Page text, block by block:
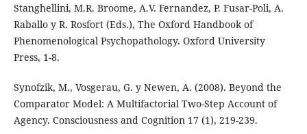
Stanghellini, M.R. Broome, A.V. Fernandez, P. Fusar-Poli, A.
Raballo y R. Rosfort (Eds.), The Oxford Handbook of
Phenomenological Psychopathology. Oxford University
Press, 1-8.
Synofzik, M., Vosgerau, G. y Newen, A. (2008). Beyond the
Comparator Model: A Multifactorial Two-Step Account of
Agency. Consciousness and Cognition 17 (1), 219-239.